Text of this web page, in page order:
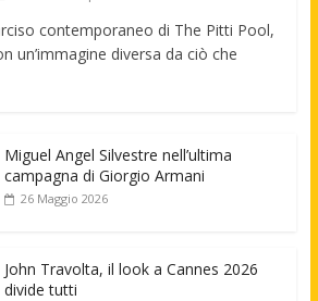
contemporaneo di The Pitti Pool,
un’immagine diversa da ciò che
Miguel Angel Silvestre nell’ultima
campagna di Giorgio Armani
26 Maggio 2026
John Travolta, il look a Cannes 2026
divide tutti